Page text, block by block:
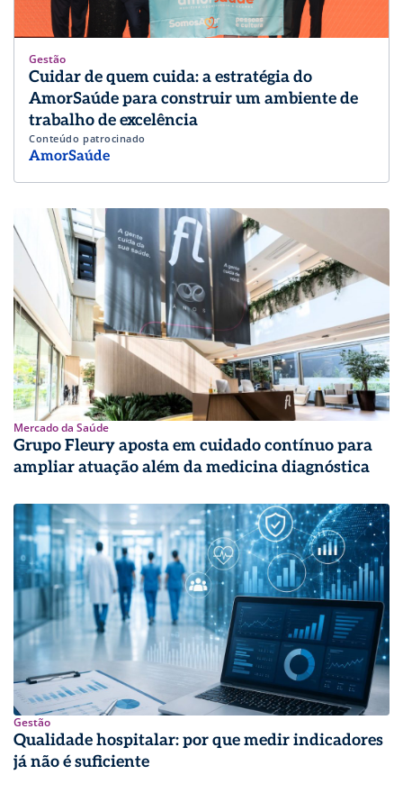
Gestão
Cuidar de quem cuida: a estratégia do
AmorSaúde para construir um ambiente de
trabalho de excelência
Conteúdo patrocinado
AmorSaúde
Mercado da Saúde
Grupo Fleury aposta em cuidado contínuo para
ampliar atuação além da medicina diagnóstica
Gestão
Qualidade hospitalar: por que medir indicadores
já não é suficiente